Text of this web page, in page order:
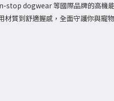
stop dogwear 等國際品牌的高機
材質到舒適握感，全面守護你與寵